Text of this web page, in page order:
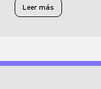
Leer másLeer más sobre